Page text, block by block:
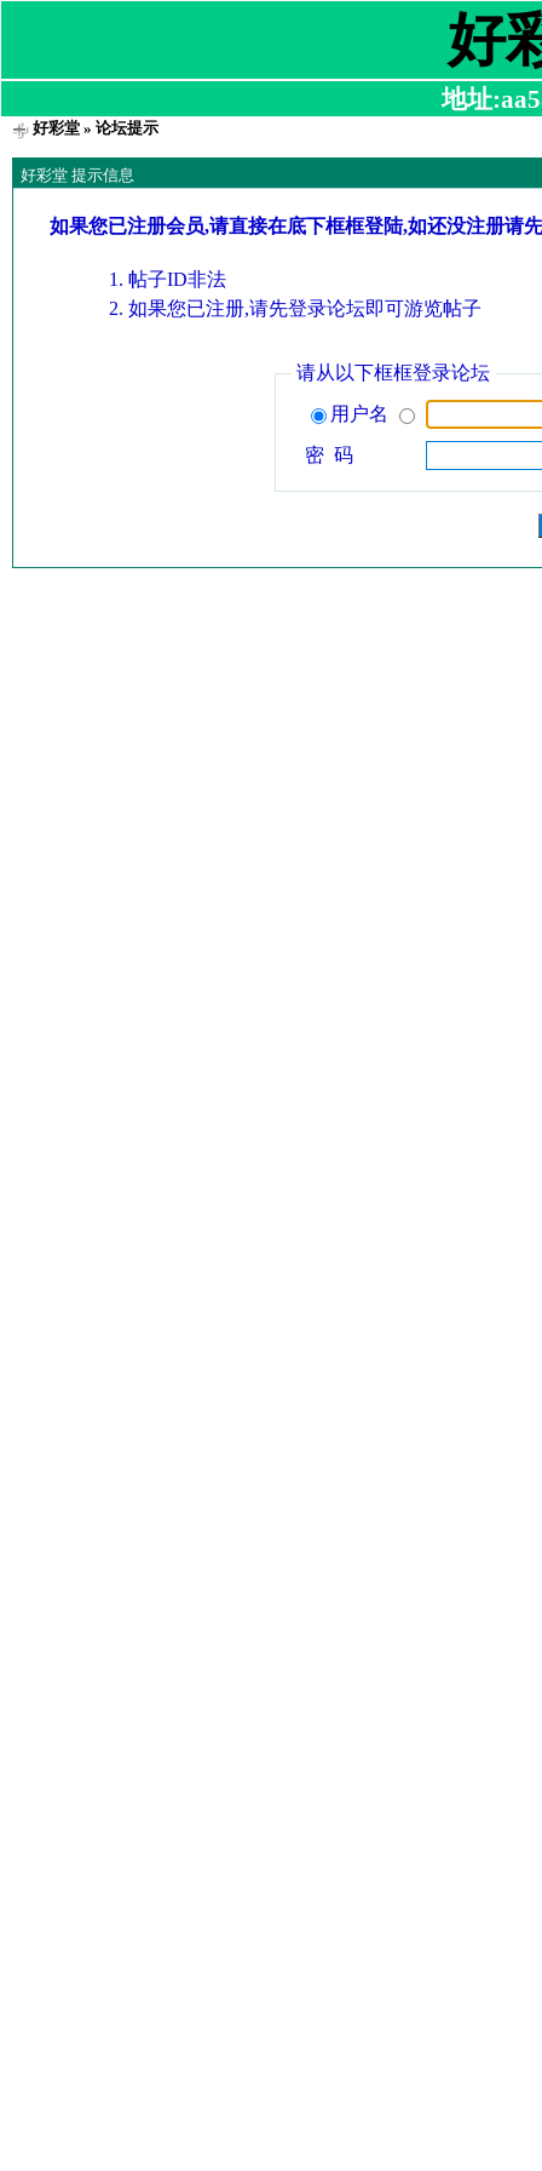
好
地址
好彩堂» 论坛提示
好彩堂 提示信息
如果您已注册会员,请直接在底下框框登陆,如还没注册请
帖子ID非法
如果您已注册,请先登录论坛即可游览帖子
请从以下框框登录论坛
用户名
密 码